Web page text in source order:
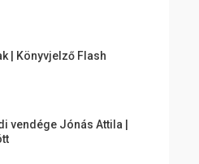
| Könyvjelző Flash
vendége Jónás Attila |